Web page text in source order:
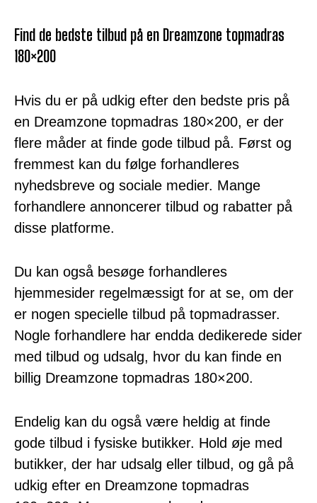
Find de bedste tilbud på en Dreamzone topmadras
180×200
Hvis du er på udkig efter den bedste pris på
en Dreamzone topmadras 180×200, er der
flere måder at finde gode tilbud på. Først og
fremmest kan du følge forhandleres
nyhedsbreve og sociale medier. Mange
forhandlere annoncerer tilbud og rabatter på
disse platforme.
Du kan også besøge forhandleres
hjemmesider regelmæssigt for at se, om der
er nogen specielle tilbud på topmadrasser.
Nogle forhandlere har endda dedikerede sider
med tilbud og udsalg, hvor du kan finde en
billig Dreamzone topmadras 180×200.
Endelig kan du også være heldig at finde
gode tilbud i fysiske butikker. Hold øje med
butikker, der har udsalg eller tilbud, og gå på
udkig efter en Dreamzone topmadras